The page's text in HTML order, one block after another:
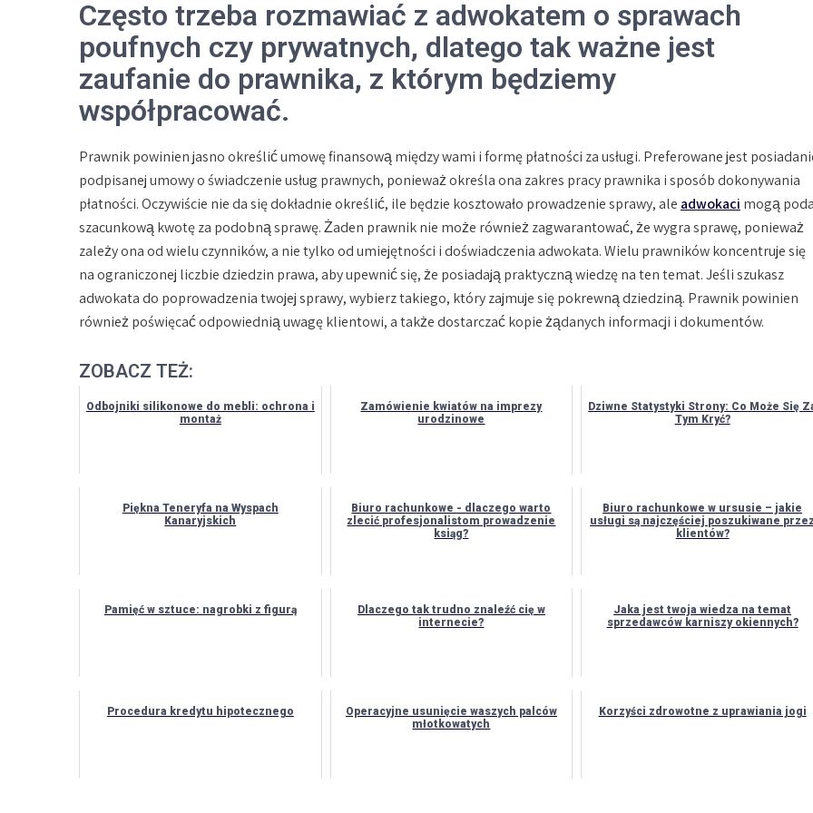
Często trzeba rozmawiać z adwokatem o sprawach
poufnych czy prywatnych, dlatego tak ważne jest
zaufanie do prawnika, z którym będziemy
współpracować.
Prawnik powinien jasno określić umowę finansową między wami i formę płatności za usługi. Preferowane jest
podpisanej umowy o świadczenie usług prawnych, ponieważ określa ona zakres pracy prawnika i sposób dokonywania
płatności. Oczywiście nie da się dokładnie określić, ile będzie kosztowało prowadzenie sprawy, ale adwokaci mogą
szacunkową kwotę za podobną sprawę. Żaden prawnik nie może również zagwarantować, że wygra sprawę, ponieważ
zależy ona od wielu czynników, a nie tylko od umiejętności i doświadczenia adwokata. Wielu prawników koncentruje się
na ograniczonej liczbie dziedzin prawa, aby upewnić się, że posiadają praktyczną wiedzę na ten temat. Jeśli szukasz
adwokata do poprowadzenia twojej sprawy, wybierz takiego, który zajmuje się pokrewną dziedziną. Prawnik powinien
również poświęcać odpowiednią uwagę klientowi, a także dostarczać kopie żądanych informacji i dokumentów.
ZOBACZ TEŻ:
Odbojniki silikonowe do mebli: ochrona i
montaż
Zamówienie kwiatów na imprezy
urodzinowe
Dziwne Statystyki Strony: Co Może Się
Tym Kryć?
Piękna Teneryfa na Wyspach
Kanaryjskich
Biuro rachunkowe - dlaczego warto
zlecić profesjonalistom prowadzenie
ksiąg?
Biuro rachunkowe w ursusie – jakie
usługi są najczęściej poszukiwane
klientów?
Pamięć w sztuce: nagrobki z figurą
Dlaczego tak trudno znaleźć cię w
internecie?
Jaka jest twoja wiedza na temat
sprzedawców karniszy okiennych?
Procedura kredytu hipotecznego
Operacyjne usunięcie waszych palców
młotkowatych
Korzyści zdrowotne z uprawiania jogi